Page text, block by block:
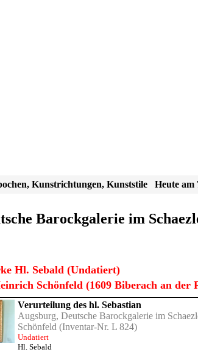
Heute am
Kunstrichtungen, Kunststile
Barockgalerie im
Hl. Sebald (Undatiert)
Schönfeld (1609 Biberach an der
Verurteilung des hl. Sebastian
Augsburg, Deutsche Barockgalerie im
Schönfeld (Inventar-Nr. L 824)
Undatiert
Hl. Sebald